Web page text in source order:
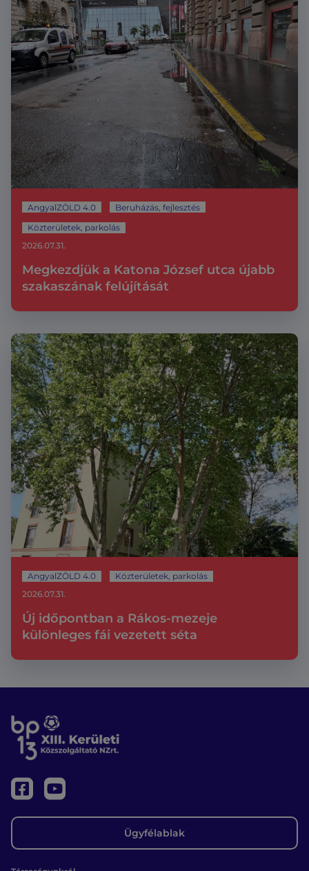
AngyalZÖLD 4.0
Beruházás, fejlesztés
Közterületek, parkolás
Megkezdjük a Katona József utca újabb
szakaszának felújítását
2026.07.31.
AngyalZÖLD 4.0 Közterületek, parkolás
Új időpontban a Rákos-mezeje
különleges fái vezetett séta
2026.07.31.
Ügyfélablak